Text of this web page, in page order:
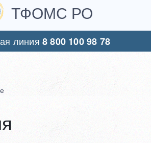
ТФОМС РО
линия 8 800 100 98 78